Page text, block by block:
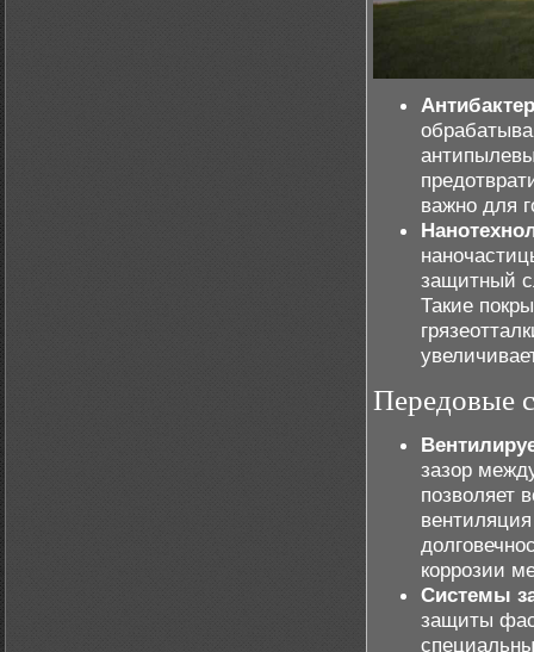
важно для
защитный
Такие
Передовые
зазор
позволяет
коррозии
Системы
защиты